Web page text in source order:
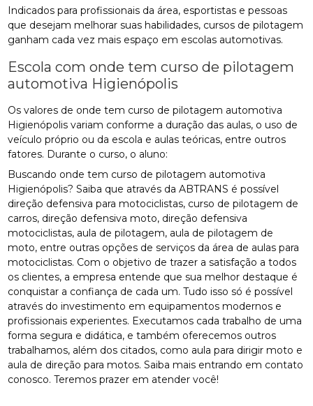
Indicados para profissionais da área, esportistas e pessoas
que desejam melhorar suas habilidades, cursos de pilotagem
ganham cada vez mais espaço em escolas automotivas.
Escola com onde tem curso de pilotagem
automotiva Higienópolis
Os valores de onde tem curso de pilotagem automotiva
Higienópolis variam conforme a duração das aulas, o uso de
veículo próprio ou da escola e aulas teóricas, entre outros
fatores. Durante o curso, o aluno:
Buscando onde tem curso de pilotagem automotiva
Higienópolis? Saiba que através da ABTRANS é possível
direção defensiva para motociclistas, curso de pilotagem de
carros, direção defensiva moto, direção defensiva
motociclistas, aula de pilotagem, aula de pilotagem de
moto, entre outras opções de serviços da área de aulas para
motociclistas. Com o objetivo de trazer a satisfação a todos
os clientes, a empresa entende que sua melhor destaque é
conquistar a confiança de cada um. Tudo isso só é possível
através do investimento em equipamentos modernos e
profissionais experientes. Executamos cada trabalho de uma
forma segura e didática, e também oferecemos outros
trabalhamos, além dos citados, como aula para dirigir moto e
aula de direção para motos. Saiba mais entrando em contato
conosco. Teremos prazer em atender você!